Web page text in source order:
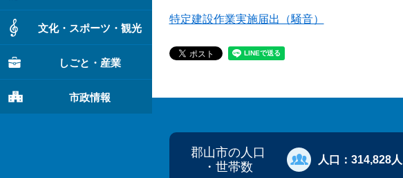
文化・スポーツ・観光
しごと・産業
市政情報
特定建設作業実施届出（騒音）
郡山市の人口
・世帯数
人口： 314,828人